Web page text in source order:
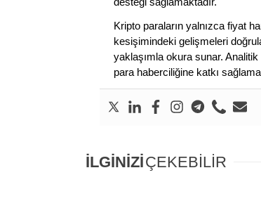
Kripto paraların yalnızca fiyat
kesişimindeki gelişmeleri
yaklaşımla okura sunar. Analitik
para haberciliğine katkı
İLGİNİZİÇEKEBİLİR